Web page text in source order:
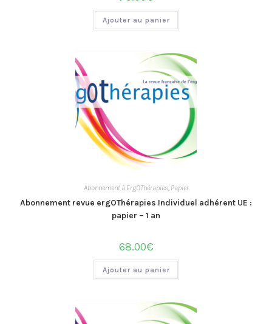
Ajouter au panier
Abonnement à ErgOThérapies Papier
Abonnement revue ergOThérapies Individuel adhérent UE :
papier – 1 an
68.00€
Ajouter au panier